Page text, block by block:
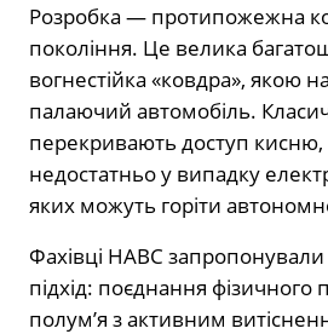
Розробка — протипожежна
покоління. Це велика
вогнестійка «ковдра», якою
палаючий автомобіль.
перекривають доступ кисню,
недостатньо у випадку
яких можуть горіти
Фахівці НАВС
підхід: поєднання фізичного
полум’я з активним